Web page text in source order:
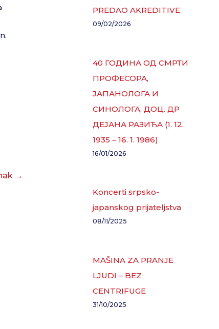
→
PREDAO AKREDITIVE
09/02/2026
40 ГОДИНА ОД СМРТИ
ПРОФЕСОРА,
ЈАПАНОЛОГА И
СИНОЛОГА, ДОЦ. ДР
ДЕЈАНА РАЗИЋА (1. 12.
1935 – 16. 1. 1986)
16/01/2026
Koncerti srpsko-
japanskog prijateljstva
08/11/2025
MAŠINA ZA PRANJE
LJUDI – BEZ
CENTRIFUGE
31/10/2025